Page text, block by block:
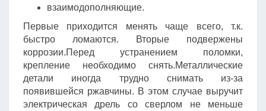
взаимодополняющие.
Первые приходится менять чаще всего, т.к.
быстро ломаются. Вторые подвержены
коррозии.Перед устранением поломки,
крепление необходимо снять.Металлические
детали иногда трудно снимать из-за
появившейся ржавчины. В этом случае выручит
электрическая дрель со сверлом не меньше